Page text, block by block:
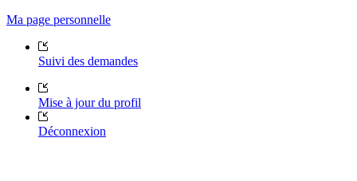
Ma page personnelle
Suivi des demandes
Mise à jour du profil
Déconnexion